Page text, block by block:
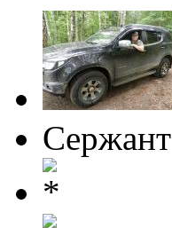
Сержант